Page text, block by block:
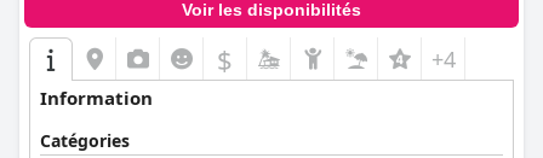
Voir les disponibilités
$ +4
Information
Catégories